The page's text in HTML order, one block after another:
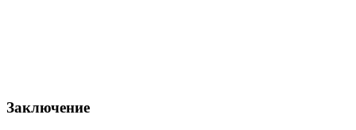
Заключение